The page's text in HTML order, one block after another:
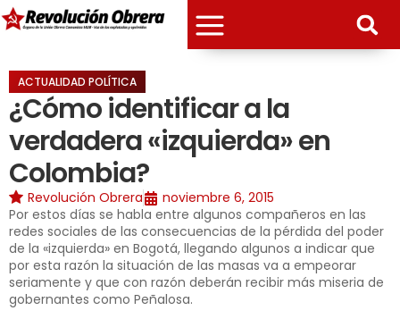
ACTUALIDAD POLÍTICA
¿Cómo identificar a la
verdadera «izquierda» en
Colombia?
Revolución Obrera
noviembre 6, 2015
Por estos días se habla entre algunos compañeros en las
redes sociales de las consecuencias de la pérdida del poder
de la «izquierda» en Bogotá, llegando algunos a indicar que
por esta razón la situación de las masas va a empeorar
seriamente y que con razón deberán recibir más miseria de
gobernantes como Peñalosa.